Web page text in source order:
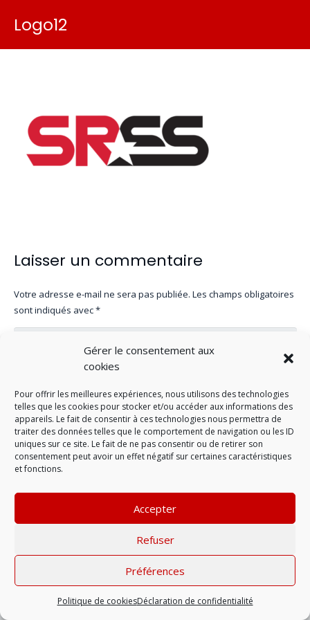
Gérer le consentement aux
cookies
Pour offrir les meilleures expériences, nous utilisons des technologies
telles que les cookies pour stocker et/ou accéder aux informations des
appareils. Le fait de consentir à ces technologies nous permettra de
traiter des données telles que le comportement de navigation ou les ID
uniques sur ce site. Le fait de ne pas consentir ou de retirer son
consentement peut avoir un effet négatif sur certaines caractéristiques
et fonctions.
Accepter
Refuser
Préférences
Politique de cookiesDéclaration de confidentialité
Logo12
Laisser un commentaire
Votre adresse e-mail ne sera pas publiée. Les champs obligatoires
sont indiqués avec*
| © 2022 |
confidentialité